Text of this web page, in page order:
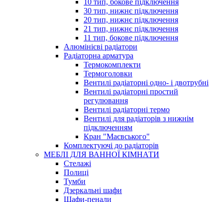
10 тип, бокове підключення
30 тип, нижнє підключення
20 тип, нижнє підключення
21 тип, нижнє підключення
11 тип, бокове підключення
Алюмінієві радіатори
Радіаторна арматура
Термокомплекти
Термоголовки
Вентилі радіаторні одно- і двотрубні
Вентилі радіаторні простий
регулювання
Вентилі радіаторні термо
Вентилі для радіаторів з нижнім
підключенням
Кран "Маєвського"
Комплектуючі до радіаторів
МЕБЛІ ДЛЯ ВАННОЇ КІМНАТИ
Стелажі
Полиці
Тумби
Дзеркальні шафи
Шафи-пенали